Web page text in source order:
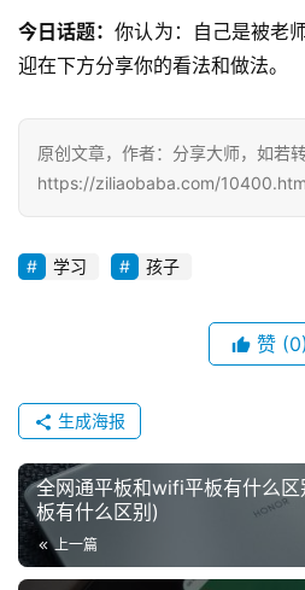
今日话题：你认为：自己是被老
迎在下方分享你的看法和做法。
原创文章，作者：分享大师，如若
https://ziliaobaba.com/
学习 孩子
赞 (0)
生成海报
全网通平板和wifi平板有什么
板有什么区别)
上一篇